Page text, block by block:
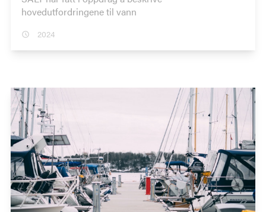
hovedutfordringene til vann
2024